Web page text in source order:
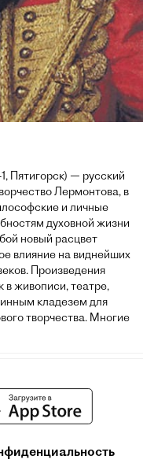
Пятигорск) — русский
Лермонтова, в
и личные
духовной жизни
новый расцвет
влияние на виднейших
Произведения
в живописи, театре,
кладезем для
творчества. Многие